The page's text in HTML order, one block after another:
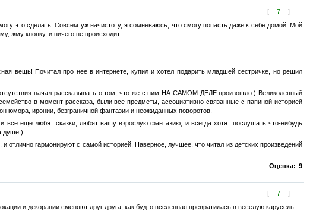
[ 7 ]
это сделать. Совсем уж начистоту, я сомневаюсь, что смогу попасть даже к себе домой. Мой
жму кнопку, и ничего не происходит.
вещь! Почитал про нее в интернете, купил и хотел подарить младшей сестричке, но решил
начал рассказывать о том, что же с ним НА САМОМ ДЕЛЕ произошло:) Великолепный
в момент рассказа, были все предметы, ассоциативно связанные с папиной историей
иронии, безграничной фантазии и неожиданных поворотов.
еще любят сказки, любят вашу взрослую фантазию, и всегда хотят послушать что-нибудь
душе:)
гармонируют с самой историей. Наверное, лучшее, что читал из детских произведений
Оценка: 9
[ 7 ]
и декорации сменяют друг друга, как будто вселенная превратилась в веселую карусель —